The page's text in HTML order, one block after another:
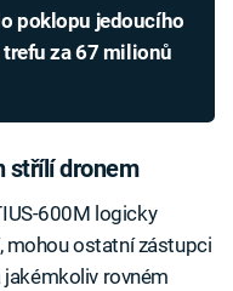
za 67 milionů
střílí dronem
600M logicky
mohou ostatní zástupci
rovném